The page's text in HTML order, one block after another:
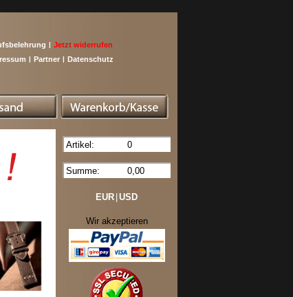
| Jetzt widerrufen
| Partner | Datenschutz
Artikel: 0
Summe: 0,00
EUR USD
Wir akzeptieren